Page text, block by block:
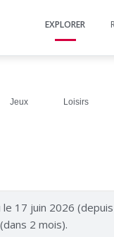
EXPLORER
Jeux Loisirs
17 juin 2026
2 mois).